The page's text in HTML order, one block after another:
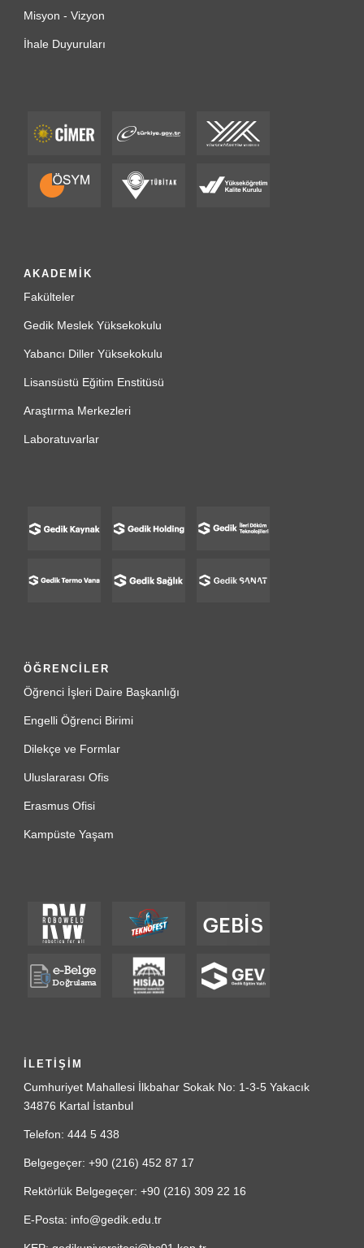
Misyon - Vizyon
İhale Duyuruları
AKADEMİK
Fakülteler
Gedik Meslek Yüksekokulu
Yabancı Diller Yüksekokulu
Lisansüstü Eğitim Enstitüsü
Araştırma Merkezleri
Laboratuvarlar
ÖĞRENCİLER
Öğrenci İşleri Daire Başkanlığı
Engelli Öğrenci Birimi
Dilekçe ve Formlar
Uluslararası Ofis
Erasmus Ofisi
Kampüste Yaşam
İLETİŞİM
Cumhuriyet Mahallesi İlkbahar Sokak No: 1-3-5 Yakacık
34876 Kartal İstanbul
Telefon: 444 5 438
Belgegeçer: +90 (216) 452 87 17
Rektörlük Belgegeçer: +90 (216) 309 22 16
E-Posta: info@gedik.edu.tr